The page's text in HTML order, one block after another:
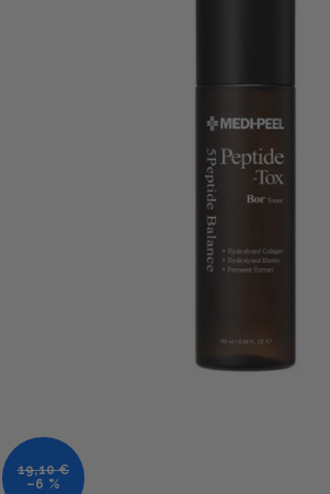
19,10 €
–6 %